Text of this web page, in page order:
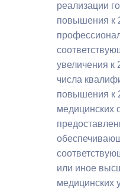
реализации
повышения к
увеличения к
числа
повышения к
медицинских
или иное
медицинских